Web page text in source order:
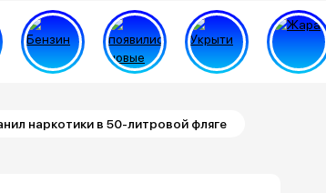
наркотики в 50-литровой фляге